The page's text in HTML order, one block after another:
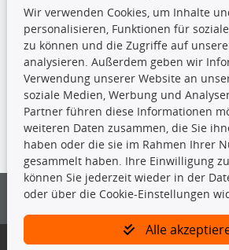
TecDoc Inside
Die hier angezeigten Daten insbesondere die
nicht kopiert werden.
Es ist zu unterlassen, die Daten oder die gesamte
vorherige Zustimmung von TecDoc zu
und/oder diese Handlungen durch Dritte ausführen
Bitte prüfen Sie, ob das über unseren Onlineshop
Wir verwenden Cookies, um Inhalte
personalisieren, Funktionen für
zu können und die Zugriffe auf
analysieren. Außerdem geben wir
Verwendung unserer Website an
soziale Medien, Werbung und
Partner führen diese Informationen
weiteren Daten zusammen, die Sie
haben oder die sie im Rahmen Ihrer
gesammelt haben. Ihre Einwilligung
können Sie jederzeit wieder in der
oder über die Cookie-Einstellungen
Alle